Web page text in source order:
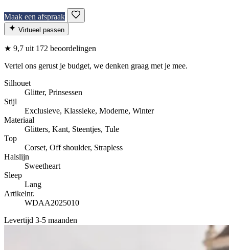
Maak een afspraak
Virtueel passen
★ 9,7 uit 172 beoordelingen
Vertel ons gerust je budget, we denken graag met je mee.
Silhouet
Glitter, Prinsessen
Stijl
Exclusieve, Klassieke, Moderne, Winter
Materiaal
Glitters, Kant, Steentjes, Tule
Top
Corset, Off shoulder, Strapless
Halslijn
Sweetheart
Sleep
Lang
Artikelnr.
WDAA2025010
Levertijd 3-5 maanden